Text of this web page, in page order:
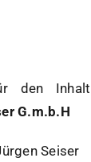
den
G.m.b.H
Seiser